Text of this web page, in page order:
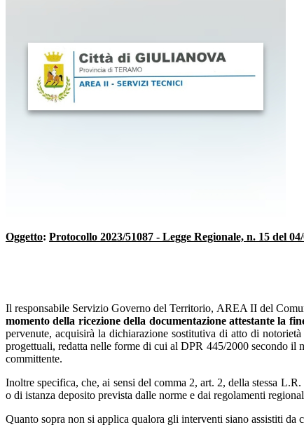
Oggetto: Protocollo 2023/51087 - Legge Regionale, n. 15 del
Il responsabile Servizio Governo del Territorio, AREA II del
momento della ricezione della documentazione attestante la
pervenute, acquisirà la dichiarazione sostitutiva di atto di
progettuali, redatta nelle forme di cui al DPR 445/2000 secondo il
committente.
Inoltre specifica, che, ai sensi del comma 2, art. 2, della stessa
o di istanza deposito prevista dalle norme e dai regolamenti
Quanto sopra non si applica qualora gli interventi siano assistiti da